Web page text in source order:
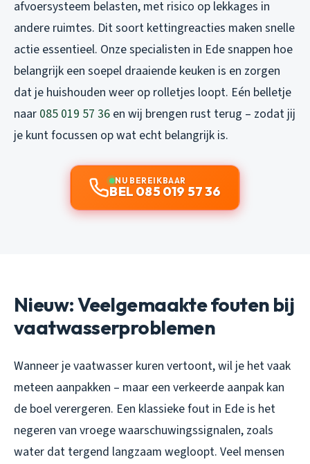
afvoersysteem belasten, met risico op lekkages in
andere ruimtes. Dit soort kettingreacties maken snelle
actie essentieel. Onze specialisten in Ede snappen hoe
belangrijk een soepel draaiende keuken is en zorgen
dat je huishouden weer op rolletjes loopt. Eén belletje
naar 085 019 57 36 en wij brengen rust terug – zodat jij
je kunt focussen op wat echt belangrijk is.
NU BEREIKBAAR
BEL 085 019 57 36
Nieuw: Veelgemaakte fouten bij
vaatwasserproblemen
Wanneer je vaatwasser kuren vertoont, wil je het vaak
meteen aanpakken – maar een verkeerde aanpak kan
de boel verergeren. Een klassieke fout in Ede is het
negeren van vroege waarschuwingssignalen, zoals
water dat tergend langzaam wegloopt. Veel mensen